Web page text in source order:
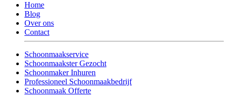
Home
Blog
Over ons
Contact
Schoonmaakservice
Schoonmaakster Gezocht
Schoonmaker Inhuren
Professioneel Schoonmaakbedrijf
Schoonmaak Offerte